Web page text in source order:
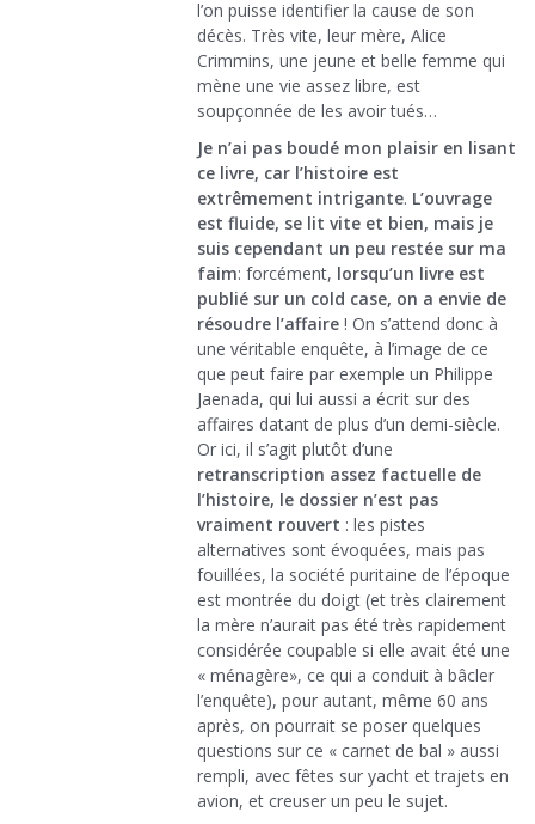
l’on puisse identifier la cause de son
décès. Très vite, leur mère, Alice
Crimmins, une jeune et belle femme qui
mène une vie assez libre, est
soupçonnée de les avoir tués…
Je n’ai pas boudé mon plaisir en lisant
ce livre, car l’histoire est
extrêmement intrigante. L’ouvrage
est fluide, se lit vite et bien, mais je
suis cependant un peu restée sur ma
faim: forcément, lorsqu’un livre est
publié sur un cold case, on a envie de
résoudre l’affaire ! On s’attend donc à
une véritable enquête, à l’image de ce
que peut faire par exemple un Philippe
Jaenada, qui lui aussi a écrit sur des
affaires datant de plus d’un demi-siècle.
Or ici, il s’agit plutôt d’une
retranscription assez factuelle de
l’histoire, le dossier n’est pas
vraiment rouvert : les pistes
alternatives sont évoquées, mais pas
fouillées, la société puritaine de l’époque
est montrée du doigt (et très clairement
la mère n’aurait pas été très rapidement
considérée coupable si elle avait été une
« ménagère», ce qui a conduit à bâcler
l’enquête), pour autant, même 60 ans
après, on pourrait se poser quelques
questions sur ce « carnet de bal » aussi
rempli, avec fêtes sur yacht et trajets en
avion, et creuser un peu le sujet.